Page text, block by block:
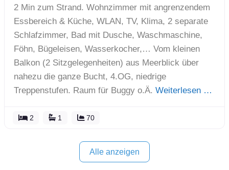
2 Min zum Strand. Wohnzimmer mit angrenzendem
Essbereich & Küche, WLAN, TV, Klima, 2 separate
Schlafzimmer, Bad mit Dusche, Waschmaschine,
Föhn, Bügeleisen, Wasserkocher,… Vom kleinen
Balkon (2 Sitzgelegenheiten) aus Meerblick über
nahezu die ganze Bucht, 4.OG, niedrige
Treppenstufen. Raum für Buggy o.Ä. Weiterlesen …
2 1 70
Alle anzeigen